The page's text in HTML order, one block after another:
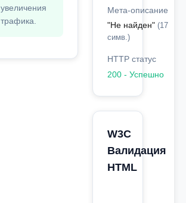
увеличения
трафика.
Мета-описание
"Не найден" (17
симв.)
HTTP статус
200 - Успешно
W3C
Валидация
HTML